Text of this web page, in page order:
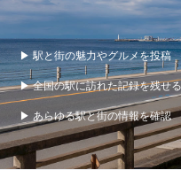
▶ 駅と街の魅力やグルメを投稿
▶ 全国の駅に訪れた記録を残せる
▶ あらゆる駅と街の情報を確認